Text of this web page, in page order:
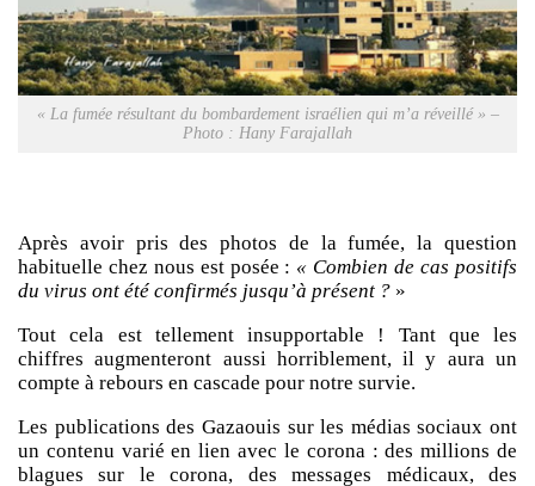
« La fumée résultant du bombardement israélien qui m’a réveillé » –
Photo : Hany Farajallah
Après avoir pris des photos de la fumée, la question
habituelle chez nous est posée : « Combien de cas positifs
du virus ont été confirmés jusqu’à présent ? »
Tout cela est tellement insupportable ! Tant que les
chiffres augmenteront aussi horriblement, il y aura un
compte à rebours en cascade pour notre survie.
Les publications des Gazaouis sur les médias sociaux ont
un contenu varié en lien avec le corona : des millions de
blagues sur le corona, des messages médicaux, des